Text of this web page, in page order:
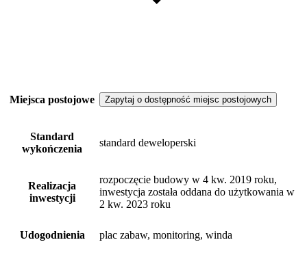
Miejsca postojowe Zapytaj o dostępność miejsc postojowych
Standard
wykończenia
standard deweloperski
Realizacja
inwestycji
rozpoczęcie budowy w 4 kw. 2019 roku,
inwestycja została oddana do użytkowania w
2 kw. 2023 roku
Udogodnienia plac zabaw, monitoring, winda